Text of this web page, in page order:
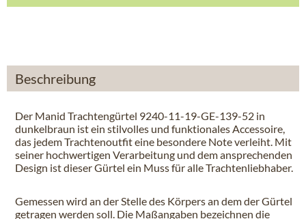
Beschreibung
Der Manid Trachtengürtel 9240-11-19-GE-139-52 in
dunkelbraun ist ein stilvolles und funktionales Accessoire,
das jedem Trachtenoutfit eine besondere Note verleiht. Mit
seiner hochwertigen Verarbeitung und dem ansprechenden
Design ist dieser Gürtel ein Muss für alle Trachtenliebhaber.
Gemessen wird an der Stelle des Körpers an dem der Gürtel
getragen werden soll. Die Maßangaben bezeichnen die